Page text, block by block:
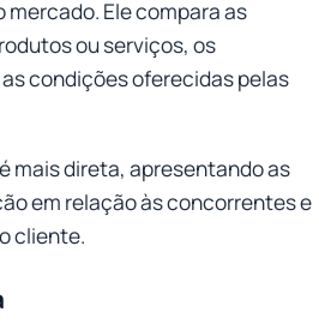
Ele compara as
ou serviços, os
condições oferecidas pelas
mais direta, apresentando as
em relação às concorrentes e
cliente.